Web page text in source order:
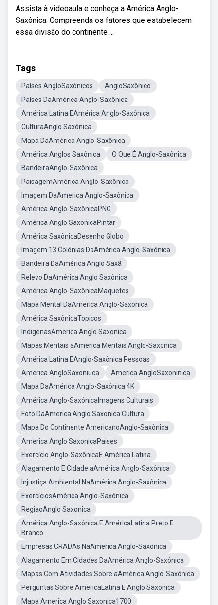
Assista à videoaula e conheça a América Anglo-
Saxônica. Compreenda os fatores que estabelecem
essa divisão do continente ...
Tags
Países AngloSaxónicos
AngloSaxônico
Países DaAmérica Anglo-Saxônica
América Latina EAmérica Anglo-Saxônica
CulturaAnglo Saxônica
Mapa DaAmérica Anglo-Saxônica
América Anglos Saxônica
O Que É Anglo-Saxônica
BandeiraAnglo-Saxônica
PaisagemAmérica Anglo-Saxônica
Imagem DaAmerica Anglo-Saxônica
América Anglo-SaxônicaPNG
América Anglo SaxonicaPintar
América SaxônicaDesenho Globo
Imagem 13 Colônias DaAmérica Anglo-Saxônica
Bandeira DaAmérica Anglo Saxã
Relevo DaAmérica Anglo Saxônica
América Anglo-SaxônicaMaquetes
Mapa Mental DaAmérica Anglo-Saxônica
América SaxônicaTopicos
IndigenasAmerica Anglo Saxonica
Mapas Mentais aAmérica Mentais Anglo-Saxônica
América Latina EAnglo-Saxônica Pessoas
America AngloSaxoniuca
America AngloSaxoninica
Mapa DaAmérica Anglo-Saxônica 4K
América Anglo-SaxônicaImagens Culturais
Foto DaAmerica Anglo Saxonica Cultura
Mapa Do Continente AmericanoAnglo-Saxônica
America Anglo SaxonicaPaises
Exercício Anglo-SaxônicaE América Latina
Alagamento E Cidade aAmérica Anglo-Saxônica
Injustiça Ambiental NaAmérica Anglo-Saxônica
ExercíciosAmérica Anglo-Saxônica
RegiaoAnglo Saxonica
América Anglo-Saxônica E AméricaLatina Preto E
Branco
Empresas CRADAs NaAmérica Anglo-Saxônica
Alagamento Em Cidades DaAmérica Anglo-Saxônica
Mapas Com Atividades Sobre aAmérica Anglo-Saxônica
Perguntas Sobre AméricaLatina E Anglo Saxonica
Mapa America Anglo Saxonica1700